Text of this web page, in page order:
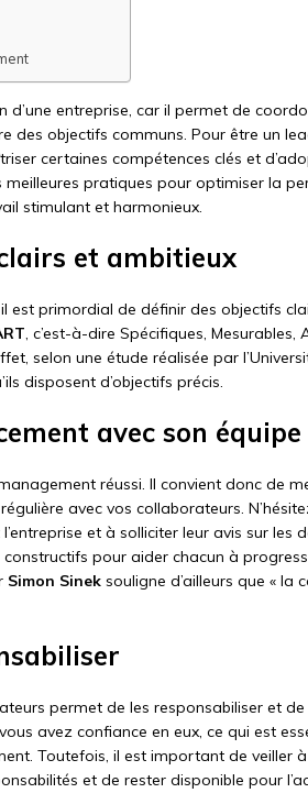
d’une entreprise, car il permet de
des objectifs communs. Pour être un
certaines compétences clés et
pratiques pour optimiser la
stimulant et harmonieux.
et ambitieux
primordial de définir des objectifs
, c’est-à-dire Spécifiques, Mesurables,
selon une étude réalisée par
disposent d’objectifs précis.
avec son équipe
réussi. Il convient donc de
avec vos collaborateurs.
et à solliciter leur avis sur les
pour aider chacun à
Simon Sinek souligne d’ailleurs que « la
permet de les responsabiliser et
avez confiance en eux, ce qui est
Toutefois, il est important de veiller
et de rester disponible pour